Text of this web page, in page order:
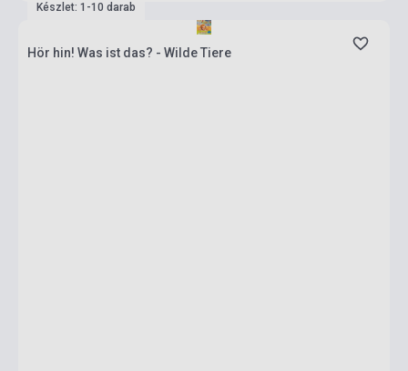
Készlet: 1-10 darab
Hör hin! Was ist das? - Wilde Tiere